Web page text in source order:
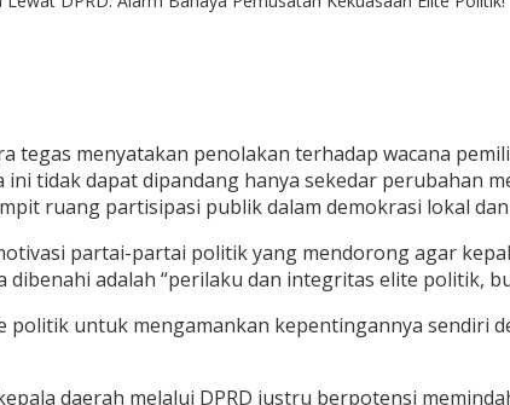
tegas menyatakan penolakan terhadap wacana
ini tidak dapat dipandang hanya sekedar perubahan
ruang partisipasi publik dalam demokrasi lokal
partai-partai politik yang mendorong agar
dibenahi adalah “perilaku dan integritas elite politik,
politik untuk mengamankan kepentingannya sendiri
daerah melalui DPRD justru berpotensi